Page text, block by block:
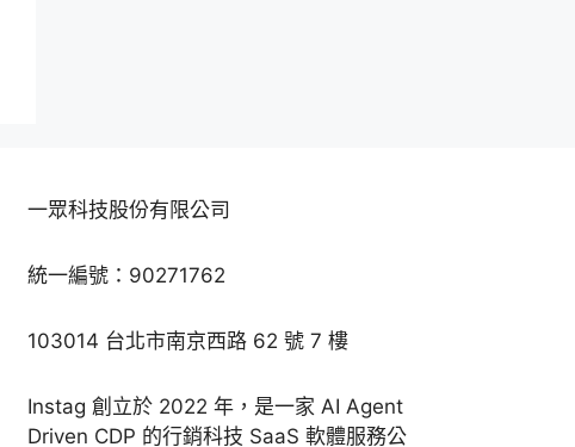
一眾科技股份有限公司
統一編號：90271762
103014 台北市南京西路 62 號 7 樓
Instag 創立於 2022 年，是一家 AI Agent
Driven CDP 的行銷科技 SaaS 軟體服務公